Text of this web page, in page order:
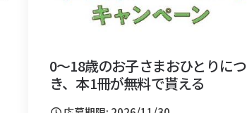
0～18歳のお子さまおひとりにつ
き、本1冊が無料で貰える